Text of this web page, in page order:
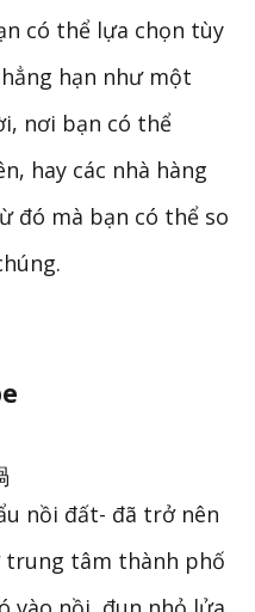
có thể lựa chọn tùy
hạn như một
nơi bạn có thể
hay các nhà hàng
đó mà bạn có thể so
nồi đất- đã trở nên
trung tâm thành phố